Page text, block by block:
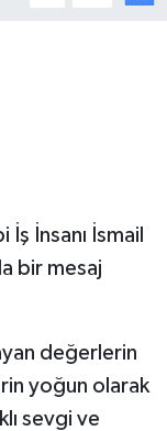
İnsanı İsmail
bir mesaj
değerlerin
yoğun olarak
sevgi ve